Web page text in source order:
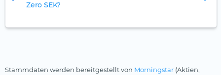
Zero SEK?
Stammdaten werden bereitgestellt von Morningstar (Aktien,